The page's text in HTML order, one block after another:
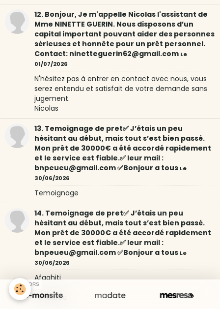
12. Bonjour, Je m'appelle Nicolas l'assistant de
Mme NINETTE GUERIN. Nous disposons d’un
capital important pouvant aider des personnes
sérieuses et honnête pour un prêt personnel.
Contact: ninetteguerin62@gmail.com Le
01/07/2026
N'hésitez pas à entrer en contact avec nous, vous
serez entendu et satisfait de votre demande sans
jugement.
Nicolas
13. Temoignage de pret✅ J’étais un peu
hésitant au début, mais tout s’est bien passé.
Mon prêt de 30000€ a été accordé rapidement
et le service est fiable.✅ leur mail :
bnpeueu@gmail.com ✅Bonjour a tous Le
30/06/2026
Temoignage
14. Temoignage de pret✅ J’étais un peu
hésitant au début, mais tout s’est bien passé.
Mon prêt de 30000€ a été accordé rapidement
et le service est fiable.✅ leur mail :
bnpeueu@gmail.com ✅Bonjour a tous Le
30/06/2026
Afaahiti
Fenuaroa
SPONSORS